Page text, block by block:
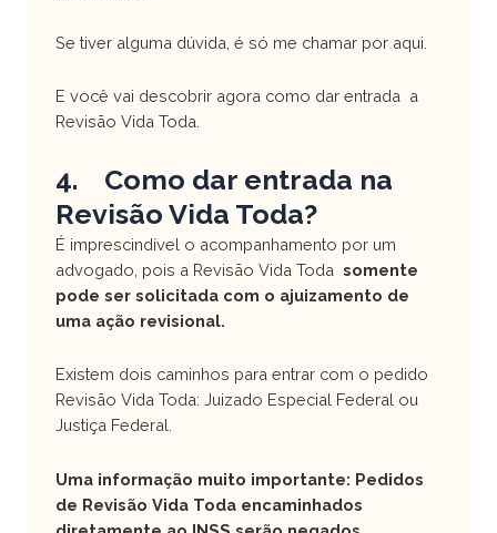
Se tiver alguma dúvida, é só me chamar por aqui.
E você vai descobrir agora como dar entrada a
Revisão Vida Toda.
4. Como dar entrada na
Revisão Vida Toda?
É imprescindível o acompanhamento por um
advogado, pois a Revisão Vida Toda somente
pode ser solicitada com o ajuizamento de
uma ação revisional.
Existem dois caminhos para entrar com o pedido
Revisão Vida Toda: Juizado Especial Federal ou
Justiça Federal.
Uma informação muito importante: Pedidos
de Revisão Vida Toda encaminhados